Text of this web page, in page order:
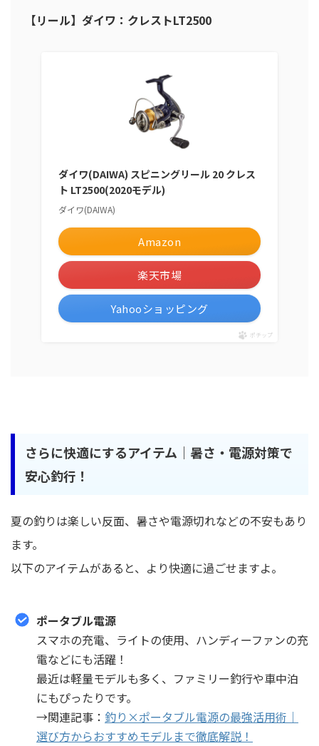
【リール】ダイワ：クレストLT2500
ダイワ(DAIWA) スピニングリール 20 クレス
ト LT2500(2020モデル)
ダイワ(DAIWA)
Amazon
楽天市場
Yahooショッピング
ポチップ
さらに快適にするアイテム｜暑さ・電源対策で
安心釣行！
夏の釣りは楽しい反面、暑さや電源切れなどの不安もあり
ます。
以下のアイテムがあると、より快適に過ごせますよ。
ポータブル電源
スマホの充電、ライトの使用、ハンディーファンの充
電などにも活躍！
最近は軽量モデルも多く、ファミリー釣行や車中泊
にもぴったりです。
→関連記事： 釣り×ポータブル電源の最強活用術｜
選び方からおすすめモデルまで徹底解説！